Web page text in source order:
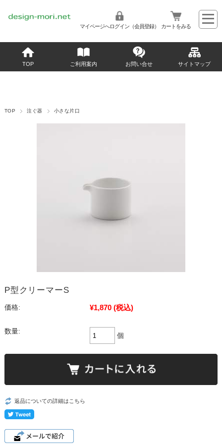
マイページへログイン（会員登録） カートをみる
TOP ご利用案内 お問い合せ サイトマップ
TOP 注ぐ器 小さな片口
P型クリーマーS
価格: ¥1,870 (税込)
数量:
個
返品についての詳細はこちら